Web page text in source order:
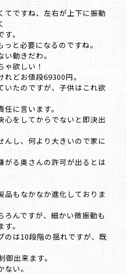
てですね、左右が上下に振動
。
っと必要になるのですね。
動きだわ。
ゃ欲しい！
れどお値段69300円。
いたのですが、子供はこれ欲
に言います。
心をしてからでないと即決出
んし、何より大きいので家に
がる奥さんの許可が出るとは
品もなかなか進化しておりま
ろんですが、細かい微振動も
。
のは10段階の揺れですが、既
御出来ます。
い。